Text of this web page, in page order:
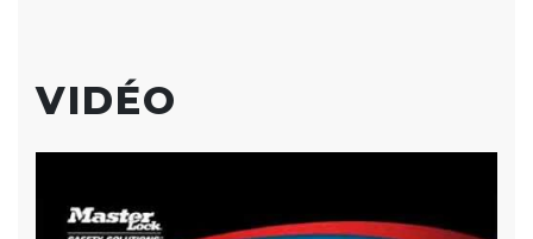
VIDÉO